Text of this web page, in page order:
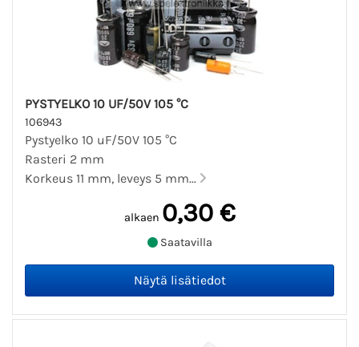
PYSTYELKO 10 UF/50V 105 °C
106943
Pystyelko 10 uF/50V 105 °C
Rasteri 2 mm
Korkeus 11 mm, leveys 5 mm...
alkaen 0,30 €
Saatavilla